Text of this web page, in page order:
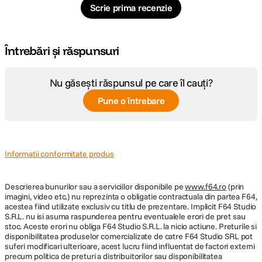
Scrie prima recenzie
Întrebări și răspunsuri
Nu găsești răspunsul pe care îl cauți?
Pune o întrebare
Informatii conformitate produs
Descrierea bunurilor sau a serviciilor disponibile pewww.f64.ro(prin
imagini, video etc.) nu reprezinta o obligatie contractuala din partea F64,
acestea fiind utilizate exclusiv cu titlu de prezentare. Implicit F64 Studio
S.R.L. nu isi asuma raspunderea pentru eventualele erori de pret sau
stoc. Aceste erori nu obliga F64 Studio S.R.L. la nicio actiune. Preturile si
disponibilitatea produselor comercializate de catre F64 Studio SRL pot
suferi modificari ulterioare, acest lucru fiind influentat de factori externi
precum politica de preturi a distribuitorilor sau disponibilitatea